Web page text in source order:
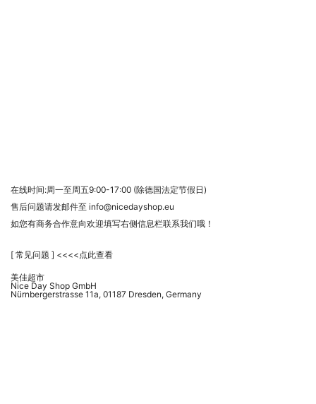
在线时间:周一至周五9:00-17:00 (除德国法定节假日)
售后问题请发邮件至 info@nicedayshop.eu
如您有商务合作意向欢迎填写右侧信息栏联系我们哦！
[ 常见问题 ] <<<<点此查看
美佳超市
Nice Day Shop GmbH
Nürnbergerstrasse 11a, 01187 Dresden, Germany